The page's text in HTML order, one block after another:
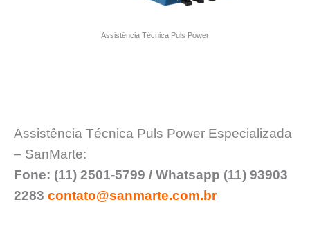
Assistência Técnica Puls Power
Assistência Técnica Puls Power Especializada
– SanMarte:
Fone: (11) 2501-5799 / Whatsapp (11) 93903
2283 contato@sanmarte.com.br